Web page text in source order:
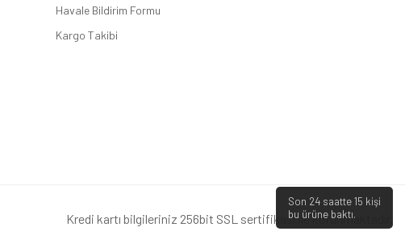
Havale Bildirim Formu
Kargo Takibi
Kredi kartı bilgileriniz 256bit SSL sertifikası ile korunmaktadır.
Son 24 saatte15 kişi
bu ürüne baktı.